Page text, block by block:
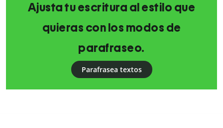
Ajusta tu escritura al estilo que
quieras con los modos de
parafraseo.
Parafrasea textos